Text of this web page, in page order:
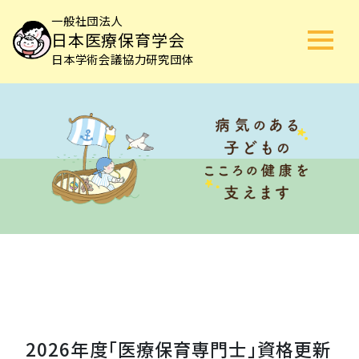
一般社団法人
日本医療保育学会
日本学術会議協力研究団体
2026年度「医療保育専門士」資格更新